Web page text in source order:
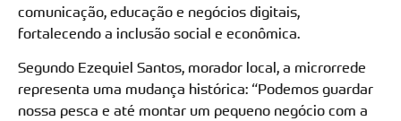
comunicação, educação e negócios digitais,
fortalecendo a inclusão social e econômica.
Segundo Ezequiel Santos, morador local, a microrrede
representa uma mudança histórica: “Podemos guardar
nossa pesca e até montar um pequeno negócio com a